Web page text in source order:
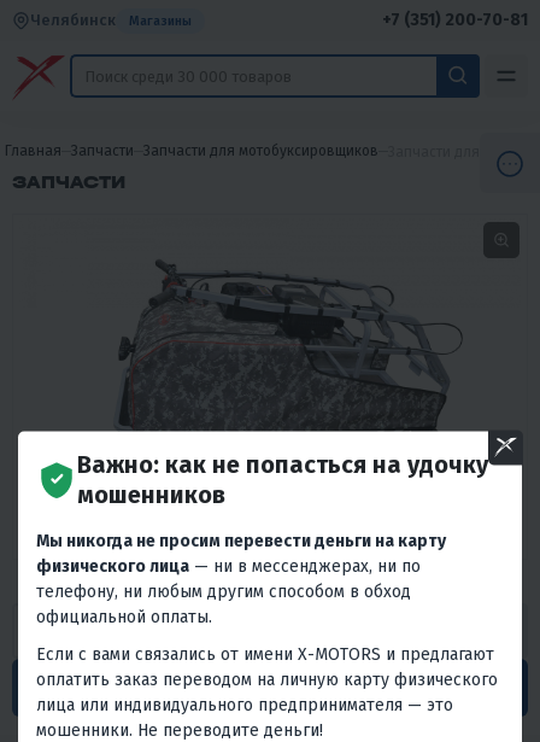
Челябинск Магазины +7 (351) 200-70-81
Главная Запчасти Запчасти для мотобуксировщиков Запчасти для
ЗАПЧАСТИ
Запчасти для мотобуксировщиков KOIRA
Нужна помощь менеджера?
Обратиться за помощью
Важно: как не попасться на удочку
мошенников
Мы никогда не просим перевести деньги на карту
физического лица — ни в мессенджерах, ни по
телефону, ни любым другим способом в обход
официальной оплаты.
Если с вами связались от имени X-MOTORS и предлагают
оплатить заказ переводом на личную карту физического
лица или индивидуального предпринимателя — это
мошенники. Не переводите деньги!